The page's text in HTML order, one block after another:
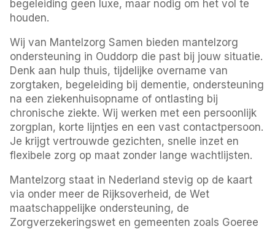
begeleiding geen luxe, maar nodig om het vol te
houden.
Wij van Mantelzorg Samen bieden mantelzorg
ondersteuning in Ouddorp die past bij jouw situatie.
Denk aan hulp thuis, tijdelijke overname van
zorgtaken, begeleiding bij dementie, ondersteuning
na een ziekenhuisopname of ontlasting bij
chronische ziekte. Wij werken met een persoonlijk
zorgplan, korte lijntjes en een vast contactpersoon.
Je krijgt vertrouwde gezichten, snelle inzet en
flexibele zorg op maat zonder lange wachtlijsten.
Mantelzorg staat in Nederland stevig op de kaart
via onder meer de Rijksoverheid, de Wet
maatschappelijke ondersteuning, de
Zorgverzekeringswet en gemeenten zoals Goeree